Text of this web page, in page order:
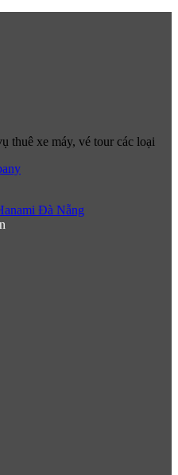
thuê xe máy, vé tour các loại
Đà Nẵng